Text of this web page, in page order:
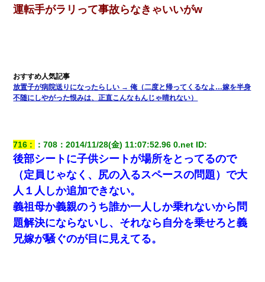
年の暮れに突然息子が職場を訪ねてきた。
医者「糖尿病で余命1年です」 ワイ「知らんわｗどうせ死ぬなら
食べる量増やすわｗ」→結果ｗｗｗｗｗ
さっき嫁から、「愛しています」ってメールが届いた。俺も「愛
してます」って送ったら
中途採用のAが部長から呼び出された。Aはヘラヘラと部屋に入っ
ていき、1時間後に号泣しながら出てきて…
運転手がラリって事故らなきゃいいがw
放置子が病院送りになったらしい → 俺（二度と帰ってくるなよ…嫁を半身
不随にしやがった恨みは、正直こんなもんじゃ晴れない）
716 ：708 ：2014/11/28(金) 11:07:52.96 0.net ID:
後部シートに子供シートが場所をとってるので
（定員じゃなく、尻の入るスペースの問題）で大
人１人しか追加できない。
義祖母か義親のうち誰か一人しか乗れないから問
題解決にならないし、それなら自分を乗せろと義
兄嫁が騒ぐのが目に見えてる。